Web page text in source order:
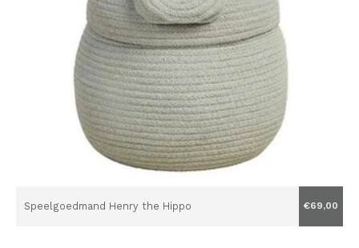
Speelgoedmand Henry the Hippo €69,00